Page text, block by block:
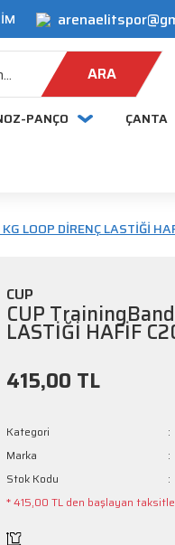
ARA
PANÇO ÇANTA
LOOP DİRENÇ LASTİĞİ
CUP
CUP
LASTİĞİ HAFİF
415,00 TL
Kategori
Marka
Stok Kodu
* 415,00 TL den başlayan